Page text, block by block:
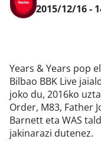
2015/12/16 -
Years & Years pop
Bilbao BBK Live
joko du, 2016ko
Order, M83, Father
Barnett eta WAS
jakinarazi dutenez.